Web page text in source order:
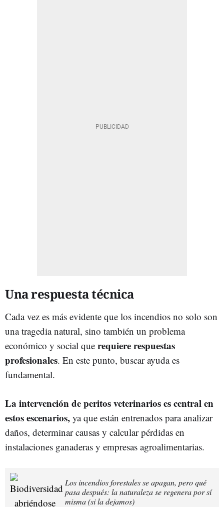
Una respuesta técnica
Cada vez es más evidente que los incendios no solo son
una tragedia natural, sino también un problema
económico y social que requiere respuestas
profesionales. En este punto, buscar ayuda es
fundamental.
La intervención de peritos veterinarios es central en
estos escenarios, ya que están entrenados para analizar
daños, determinar causas y calcular pérdidas en
instalaciones ganaderas y empresas agroalimentarias.
Los incendios forestales se apagan, pero qué
pasa después: la naturaleza se regenera por sí
misma (si la dejamos)